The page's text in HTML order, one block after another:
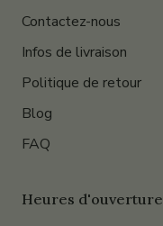
Contactez-nous
Infos de livraison
Politique de retour
Blog
FAQ
Heures d'ouverture